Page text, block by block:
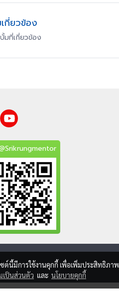
กี่ยวข้อง
มที่เกี่ยวข้อง
ซต์นี้มีการใช้งานคุกกี้ เพื่อเพิ่มประสิทธิภ
เป็นส่วนตัว และ นโยบายคุกกี้